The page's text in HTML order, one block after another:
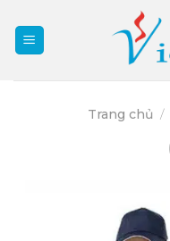
content
Trang chủ /